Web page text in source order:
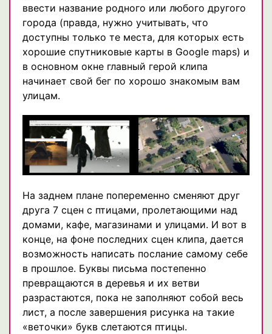
ввести название родного или любого другого
города (правда, нужно учитывать, что
доступны только те места, для которых есть
хорошие спутниковые карты в Google maps) и
в основном окне главный герой клипа
начинает свой бег по хорошо знакомым вам
улицам.
На заднем плане попеременно сменяют друг
друга 7 сцен с птицами, пролетающими над
домами, кафе, магазинами и улицами. И вот в
конце, на фоне последних сцен клипа, дается
возможность написать послание самому себе
в прошлое. Буквы письма постепенно
превращаются в деревья и их ветви
разрастаются, пока не заполняют собой весь
лист, а после завершения рисунка на такие
«веточки» букв слетаются птицы.